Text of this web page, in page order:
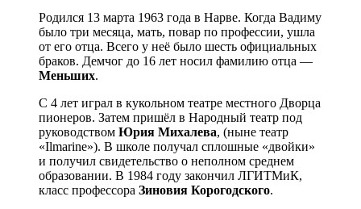
Родился 13 марта 1963 года в Нарве. Когда Вадиму
было три месяца, мать, повар по профессии, ушла
от его отца. Всего у неё было шесть официальных
браков. Демчог до 16 лет носил фамилию отца —
Меньших.
С 4 лет играл в кукольном театре местного Дворца
пионеров. Затем пришёл в Народный театр под
руководством Юрия Михалева, (ныне театр
«Ilmarine»). В школе получал сплошные «двойки»
и получил свидетельство о неполном среднем
образовании. В 1984 году закончил ЛГИТМиК,
класс профессора Зиновия Корогодского.